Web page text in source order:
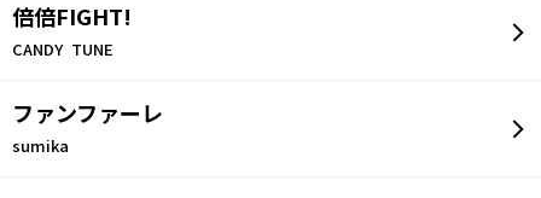
倍倍FIGHT!
CANDY TUNE
ファンファーレ
sumika